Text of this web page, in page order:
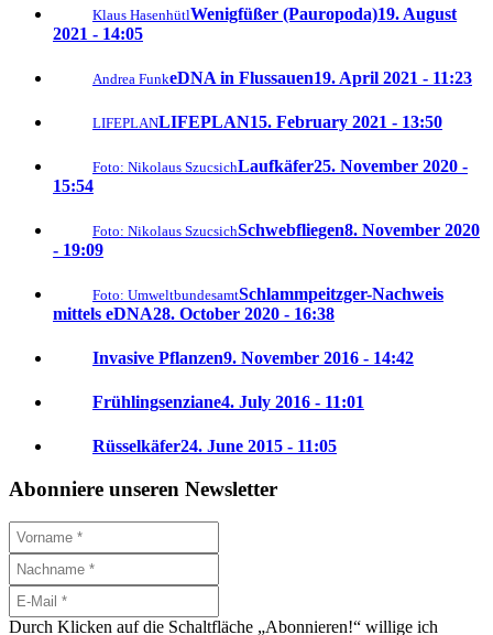
Klaus HasenhütlWenigfüßer (Pauropoda)19. August
2021 - 14:05
Andrea FunkeDNA in Flussauen19. April 2021 - 11:23
LIFEPLANLIFEPLAN15. February 2021 - 13:50
Foto: Nikolaus SzucsichLaufkäfer25. November 2020 -
15:54
Foto: Nikolaus SzucsichSchwebfliegen8. November 2020
- 19:09
Foto: UmweltbundesamtSchlammpeitzger-Nachweis
mittels eDNA28. October 2020 - 16:38
Invasive Pflanzen9. November 2016 - 14:42
Frühlingsenziane4. July 2016 - 11:01
Rüsselkäfer24. June 2015 - 11:05
Abonniere unseren Newsletter
Durch Klicken auf die Schaltfläche „Abonnieren!“ willige ich